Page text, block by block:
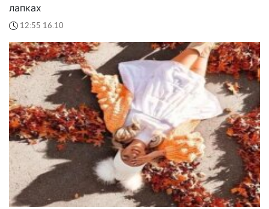
лапках
12:55 16.10